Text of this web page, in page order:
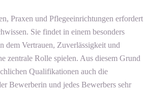
Praxen und Pflegeeinrichtungen erfordert
Sie findet in einem besonders
dem Vertrauen, Zuverlässigkeit und
zentrale Rolle spielen. Aus diesem Grund
Qualifikationen auch die
Bewerberin und jedes Bewerbers sehr